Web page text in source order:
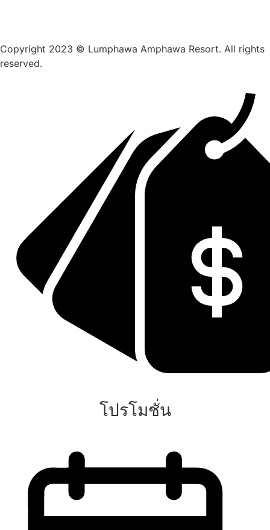
Copyright 2023 © Lumphawa Amphawa Resort. All rights
reserved.
โปรโมชั่น